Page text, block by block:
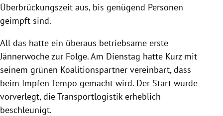
Überbrückungszeit aus, bis genügend Personen
geimpft sind.
All das hatte ein überaus betriebsame erste
Jännerwoche zur Folge. Am Dienstag hatte Kurz mit
seinem grünen Koalitionspartner vereinbart, dass
beim Impfen Tempo gemacht wird. Der Start wurde
vorverlegt, die Transportlogistik erheblich
beschleunigt.